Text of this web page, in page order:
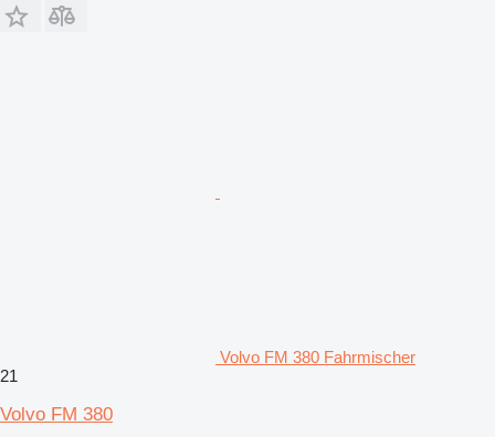
Volvo FM 380 Fahrmischer
21
Volvo FM 380